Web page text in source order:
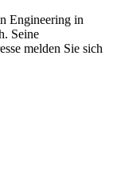
Engineering in
Seine
melden Sie sich